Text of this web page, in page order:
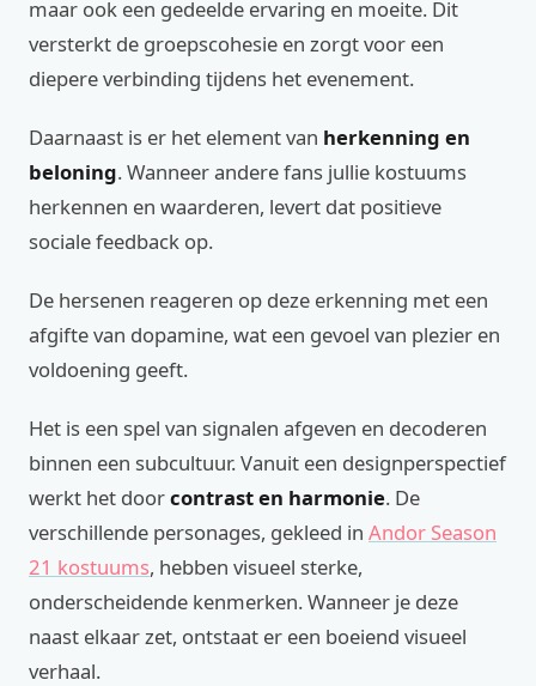
maar ook een gedeelde ervaring en moeite. Dit
versterkt de groepscohesie en zorgt voor een
diepere verbinding tijdens het evenement.
Daarnaast is er het element van herkenning en
beloning. Wanneer andere fans jullie kostuums
herkennen en waarderen, levert dat positieve
sociale feedback op.
De hersenen reageren op deze erkenning met een
afgifte van dopamine, wat een gevoel van plezier en
voldoening geeft.
Het is een spel van signalen afgeven en decoderen
binnen een subcultuur. Vanuit een designperspectief
werkt het doorcontrast en harmonie. De
verschillende personages, gekleed in Andor Season
21 kostuums, hebben visueel sterke,
onderscheidende kenmerken. Wanneer je deze
naast elkaar zet, ontstaat er een boeiend visueel
verhaal.